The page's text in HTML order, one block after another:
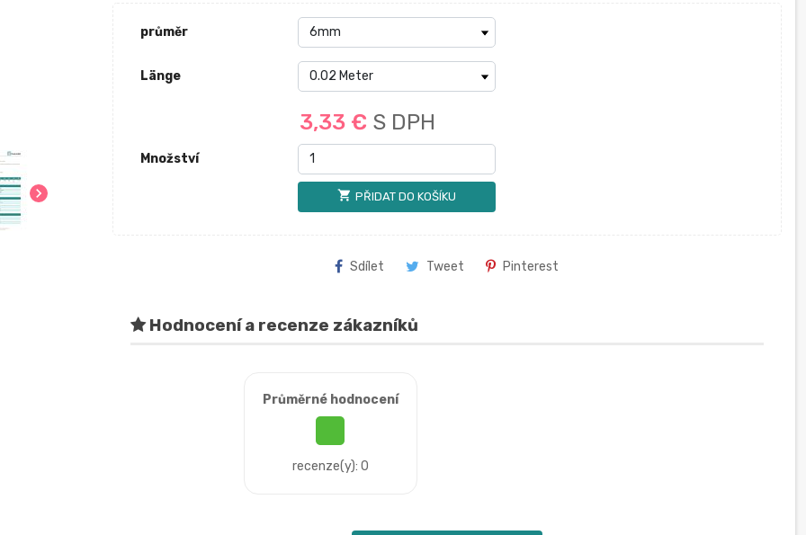
chevron_right
průměr
Länge
3,33 € S DPH
Množství
shopping_cart PŘIDAT DO KOŠÍKU
Sdílet Tweet Pinterest
Hodnocení a recenze zákazníků
Průměrné hodnocení
recenze(y): 0